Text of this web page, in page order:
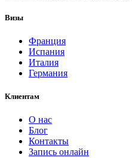
Визы
Франция
Испания
Италия
Германия
Клиентам
О нас
Блог
Контакты
Запись онлайн